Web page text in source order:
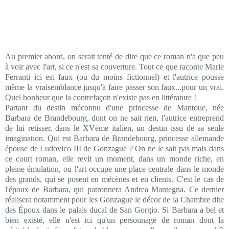
Au premier abord, on serait tenté de dire que ce roman n'a que peu
à voir avec l'art, si ce n'est sa couverture. Tout ce que raconte Marie
Ferranti ici est faux (ou du moins fictionnel) et l'autrice pousse
même la vraisemblance jusqu'à faire passer son faux...pour un vrai.
Quel bonheur que la contrefaçon n'existe pas en littérature !
Partant du destin méconnu d'une princesse de Mantoue, née
Barbara de Brandebourg, dont on ne sait rien, l'autrice entreprend
de lui retisser, dans le XVème italien, un destin issu de sa seule
imagination. Qui est Barbara de Brandebourg, princesse allemande
épouse de Ludovico III de Gonzague ? On ne le sait pas mais dans
ce court roman, elle revit un moment, dans un monde riche, en
pleine émulation, ou l'art occupe une place centrale dans le monde
des grands, qui se posent en mécènes et en clients. C'est le cas de
l'époux de Barbara, qui patronnera Andrea Mantegna. Ce dernier
réalisera notamment pour les Gonzague le décor de la Chambre dite
des Époux dans le palais ducal de San Gorgio. Si Barbara a bel et
bien existé, elle n'est ici qu'un personnage de roman dont la